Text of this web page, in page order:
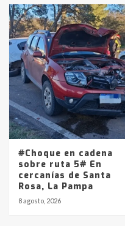
#Choque en cadena
sobre ruta 5# En
cercanías de Santa
Rosa, La Pampa
8 agosto, 2026